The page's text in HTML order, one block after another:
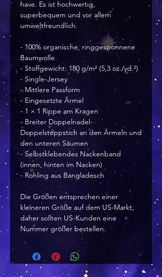
have. Es ist hochwertig,
superbequem und vor allem
umweltfreundlich.
- 100% organische, ringgesponnene
Baumwolle
- Stoffgewicht: 180 g/m² (5,3 oz./yd.²)
- Single-Jersey
- Mittlere Passform
- Eingesetzte Ärmel
- 1 × 1 Rippe am Kragen
- Breiter Doppelnadel-
Doppelsteppstich an den Ärmeln und
den unteren Säumen
- Selbstklebendes Nackenband
(innen, hinten im Nacken)
- Rohling aus Bangladesch
Die Größen entsprechen einer
kleineren Größe auf dem US-Markt,
daher sollten US-Kunden eine
Nummer größer bestellen.